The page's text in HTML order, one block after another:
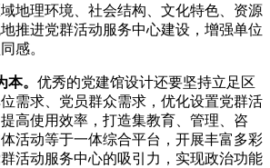
地理环境、社会结构、文化特色、资源
推进党群活动服务中心建设，增强单位
感。
。 优秀的党建馆设计还要坚持立足区
需求、党员群众需求，优化设置党群活
高使用效率，打造集教育、管理、咨
活动等于一体综合平台，开展丰富多彩
活动服务中心的吸引力，实现政治功能